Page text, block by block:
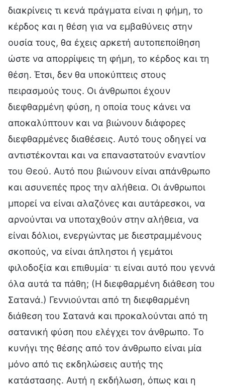
διακρίνεις τι κενά πράγματα είναι η φήμη, το
κέρδος και η θέση για να εμβαθύνεις στην
ουσία τους, θα έχεις αρκετή αυτοπεποίθηση
ώστε να απορρίψεις τη φήμη, το κέρδος και τη
θέση. Έτσι, δεν θα υποκύπτεις στους
πειρασμούς τους. Οι άνθρωποι έχουν
διεφθαρμένη φύση, η οποία τους κάνει να
αποκαλύπτουν και να βιώνουν διάφορες
διεφθαρμένες διαθέσεις. Αυτό τους οδηγεί να
αντιστέκονται και να επαναστατούν εναντίον
του Θεού. Αυτό που βιώνουν είναι απάνθρωπο
και ασυνεπές προς την αλήθεια. Οι άνθρωποι
μπορεί να είναι αλαζόνες και αυτάρεσκοι, να
αρνούνται να υποταχθούν στην αλήθεια, να
είναι δόλιοι, ενεργώντας με διεστραμμένους
σκοπούς, να είναι άπληστοι ή γεμάτοι
φιλοδοξία και επιθυμία· τι είναι αυτό που γεννά
όλα αυτά τα πάθη; (Η διεφθαρμένη διάθεση του
Σατανά.) Γεννιούνται από τη διεφθαρμένη
διάθεση του Σατανά και προκαλούνται από τη
σατανική φύση που ελέγχει τον άνθρωπο. Το
κυνήγι της θέσης από τον άνθρωπο είναι μία
μόνο από τις εκδηλώσεις αυτής της
κατάστασης. Αυτή η εκδήλωση, όπως και η